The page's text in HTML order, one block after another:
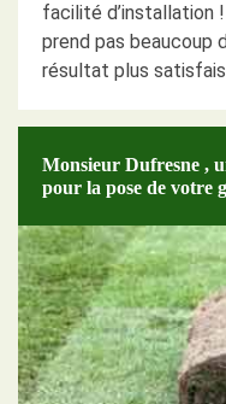
facilité d’installation
prend pas beaucoup
résultat plus
Monsieur Dufresne ,
pour la pose de votre